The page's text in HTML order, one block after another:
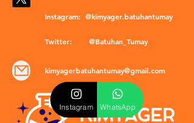
Instagram: @kimyager.batuhantumay
Twitter: @Batuhan_Tumay
kimyagerbatuhantumay@gmail.com
Instagram WhatsApp